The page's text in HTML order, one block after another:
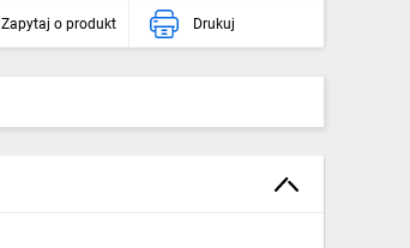
Zapytaj o produkt Drukuj